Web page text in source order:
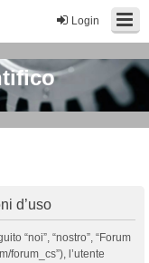
Login
d’uso
“noi”, “nostro”, “Forum
forum_cs”), l’utente